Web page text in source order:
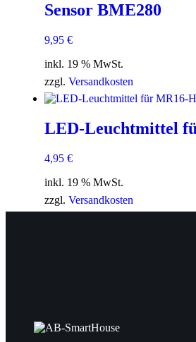
Sensor BME280
9,95 €
inkl. 19 % MwSt.
zzgl. Versandkosten
LED-Leuchtmittel
4,95 €
inkl. 19 % MwSt.
zzgl. Versandkosten